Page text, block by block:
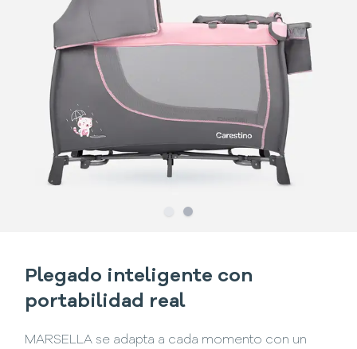
SlideSlide
Plegado inteligente con
portabilidad real
MARSELLA se adapta a cada momento con un